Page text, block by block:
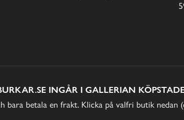
INGÅR I GALLERIAN
bara betala en frakt. Klicka på valfri butik